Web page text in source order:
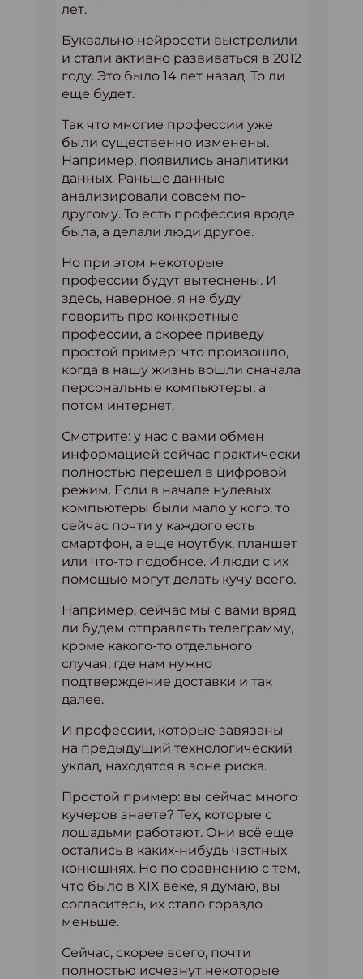
лет.
Буквально нейросети выстрелили
и стали активно развиваться в 2012
году. Это было 14 лет назад. То ли
еще будет.
Так что многие профессии уже
были существенно изменены.
Например, появились аналитики
данных. Раньше данные
анализировали совсем по-
другому. То есть профессия вроде
была, а делали люди другое.
Но при этом некоторые
профессии будут вытеснены. И
здесь, наверное, я не буду
говорить про конкретные
профессии, а скорее приведу
простой пример: что произошло,
когда в нашу жизнь вошли сначала
персональные компьютеры, а
потом интернет.
Смотрите: у нас с вами обмен
информацией сейчас практически
полностью перешел в цифровой
режим. Если в начале нулевых
компьютеры были мало у кого, то
сейчас почти у каждого есть
смартфон, а еще ноутбук, планшет
или что-то подобное. И люди с их
помощью могут делать кучу всего.
Например, сейчас мы с вами вряд
ли будем отправлять телеграмму,
кроме какого-то отдельного
случая, где нам нужно
подтверждение доставки и так
далее.
И профессии, которые завязаны
на предыдущий технологический
уклад, находятся в зоне риска.
Простой пример: вы сейчас много
кучеров знаете? Тех, которые с
лошадьми работают. Они всё еще
остались в каких-нибудь частных
конюшнях. Но по сравнению с тем,
что было в XIX веке, я думаю, вы
согласитесь, их стало гораздо
меньше.
Сейчас, скорее всего, почти
полностью исчезнут некоторые